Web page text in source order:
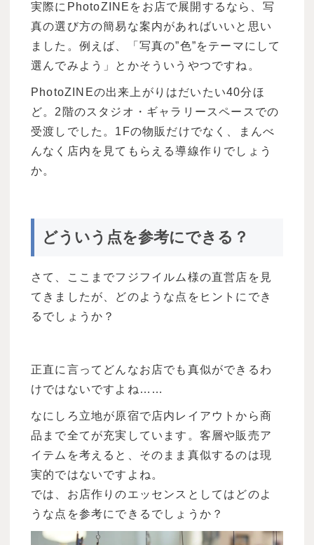
実際にPhotoZINEをお店で展開するなら、写
真の選び方の簡易な案内があればいいと思い
ました。例えば、「写真の”色”をテーマにして
選んでみよう」とかそういうやつですね。
PhotoZINEの出来上がりはだいたい40分ほ
ど。2階のスタジオ・ギャラリースペースでの
受渡しでした。1Fの物販だけでなく、まんべ
んなく店内を見てもらえる導線作りでしょう
か。
どういう点を参考にできる？
さて、ここまでフジフイルム様の直営店を見
てきましたが、どのような点をヒントにでき
るでしょうか？
正直に言ってどんなお店でも真似ができるわ
けではないですよね……
なにしろ立地が原宿で店内レイアウトから商
品まで全てが充実しています。客層や販売ア
イテムを考えると、そのまま真似するのは現
実的ではないですよね。
では、お店作りのエッセンスとしてはどのよ
うな点を参考にできるでしょうか？